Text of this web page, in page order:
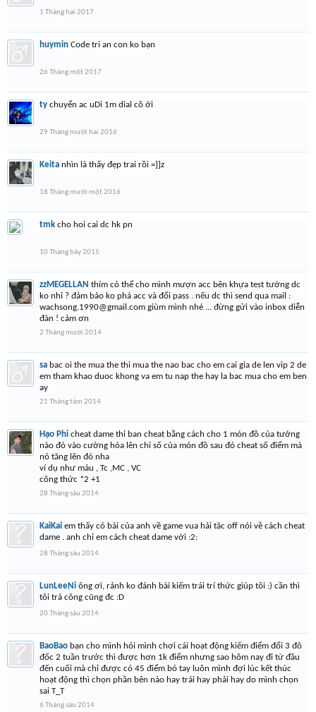
1 Tháng hai 2017
huymin Code tri an con ko bạn
26 Tháng một 2017
ty chuyển ac uDi 1m dial cô ới
29 Tháng mười hai 2016
Keita nhìn là thấy đẹp trai rồi =]]z
18 Tháng mười một 2016
tmk cho hoi cai dc hk pn
10 Tháng bảy 2015
zzMEGELLAN thím có thể cho mình mượn acc bên khựa test tướng dc
ko nhỉ ? đảm bảo ko phá acc và đổi pass . nếu dc thì send qua mail :
wachsong.1990@gmail.com giùm mình nhé ... đừng gửi vào inbox diễn
đàn ! cảm ơn
2 Tháng mười 2014
sa bac oi the mua the thi mua the nao bac cho em cai gia de len vip 2 de
em tham khao duoc khong va em tu nap the hay la bac mua cho em ben
ay
21 Tháng tám 2014
Hạo Phi cheat dame thi ban cheat bằng cách cho 1 món đồ của tướng
nào đó vào cường hóa lên chỉ số của món đồ sau đó cheat số điểm mà
nó tăng lên đó nha
ví dụ như máu , Tc ,MC , VC
công thức *2 +1
28 Tháng sáu 2014
KaiKai em thấy có bài của anh về game vua hải tặc off nói về cách cheat
dame . anh chỉ em cách cheat dame với :2:
28 Tháng sáu 2014
LunLeeNi ông ơi, rảnh ko đánh bài kiếm trái trí thức giúp tôi :) cần thì
tôi trả công cũng đc :D
20 Tháng sáu 2014
BaoBao bạn cho mình hỏi mình chơi cái hoạt động kiếm điểm đổi 3 đô
đốc 2 tuần trước thì được hơn 1k điểm nhưng sao hôm nay đi từ đầu
đến cuối mà chỉ được có 45 điểm bó tay luôn mình đợi lúc kết thúc
hoạt động thì chọn phần bên nào hay trái hay phải hay do mình chọn
sai T_T
6 Tháng sáu 2014